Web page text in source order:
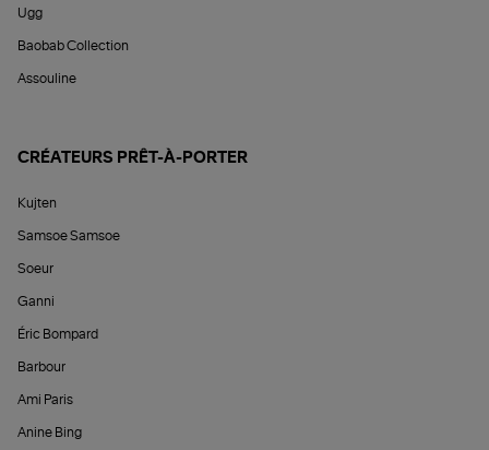
Ugg
Baobab Collection
Assouline
CRÉATEURS PRÊT-À-PORTER
Kujten
Samsoe Samsoe
Soeur
Ganni
Éric Bompard
Barbour
Ami Paris
Anine Bing